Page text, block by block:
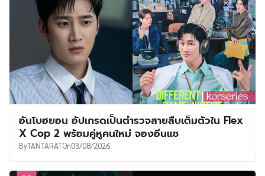
อันโบฮยอน อัปเกรดเป็นตำรวจสายสืบเต็มตัวใน Flex
X Cop 2 พร้อมคู่หูคนใหม่ จองอึนแช
ByTANTARATOn03/08/2026